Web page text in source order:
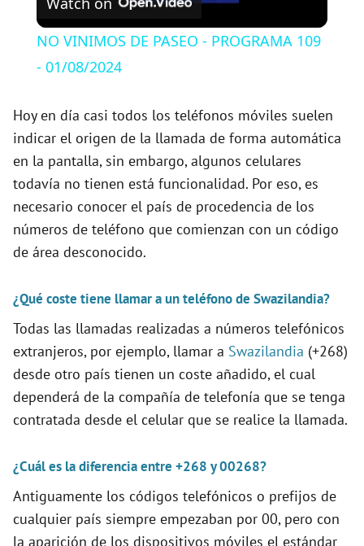
y
V
i
e
o
NO VINIMOS DE PASEO - PROGRAMA 109
- 01/08/2024
Hoy en día casi todos los teléfonos móviles suelen
indicar el origen de la llamada de forma automática
en la pantalla, sin embargo, algunos celulares
todavía no tienen está funcionalidad. Por eso, es
necesario conocer el país de procedencia de los
números de teléfono que comienzan con un código
de área desconocido.
¿Qué coste tiene llamar a un teléfono de Swazilandia?
Todas las llamadas realizadas a números telefónicos
extranjeros, por ejemplo, llamar a Swazilandia (+268)
desde otro país tienen un coste añadido, el cual
dependerá de la compañía de telefonía que se tenga
contratada desde el celular que se realice la llamada.
¿Cuál es la diferencia entre +268 y 00268?
Antiguamente los códigos telefónicos o prefijos de
cualquier país siempre empezaban por 00, pero con
la aparición de los dispositivos móviles el estándar